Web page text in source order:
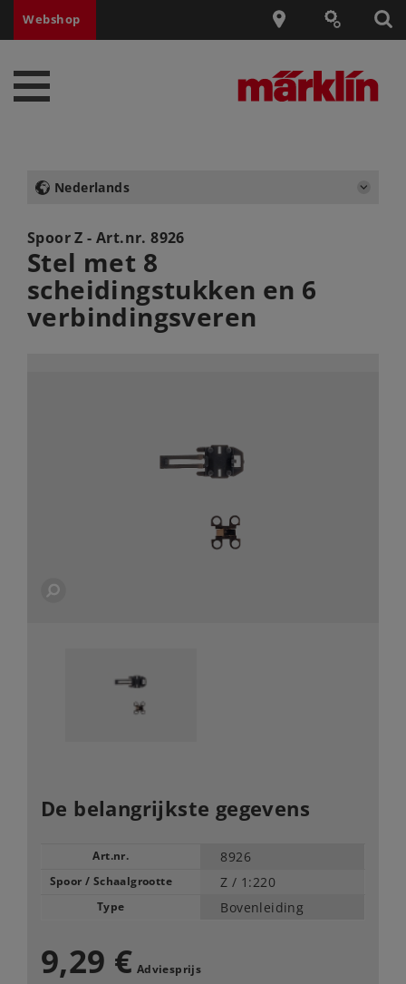
Webshop
Nederlands
Spoor Z - Art.nr.8926
Stel met 8
scheidingstukken en 6
verbindingsveren
De belangrijkste gegevens
Art.nr. 8926
Spoor / Schaalgrootte Z / 1:220
Type Bovenleiding
9,29 € Adviesprijs